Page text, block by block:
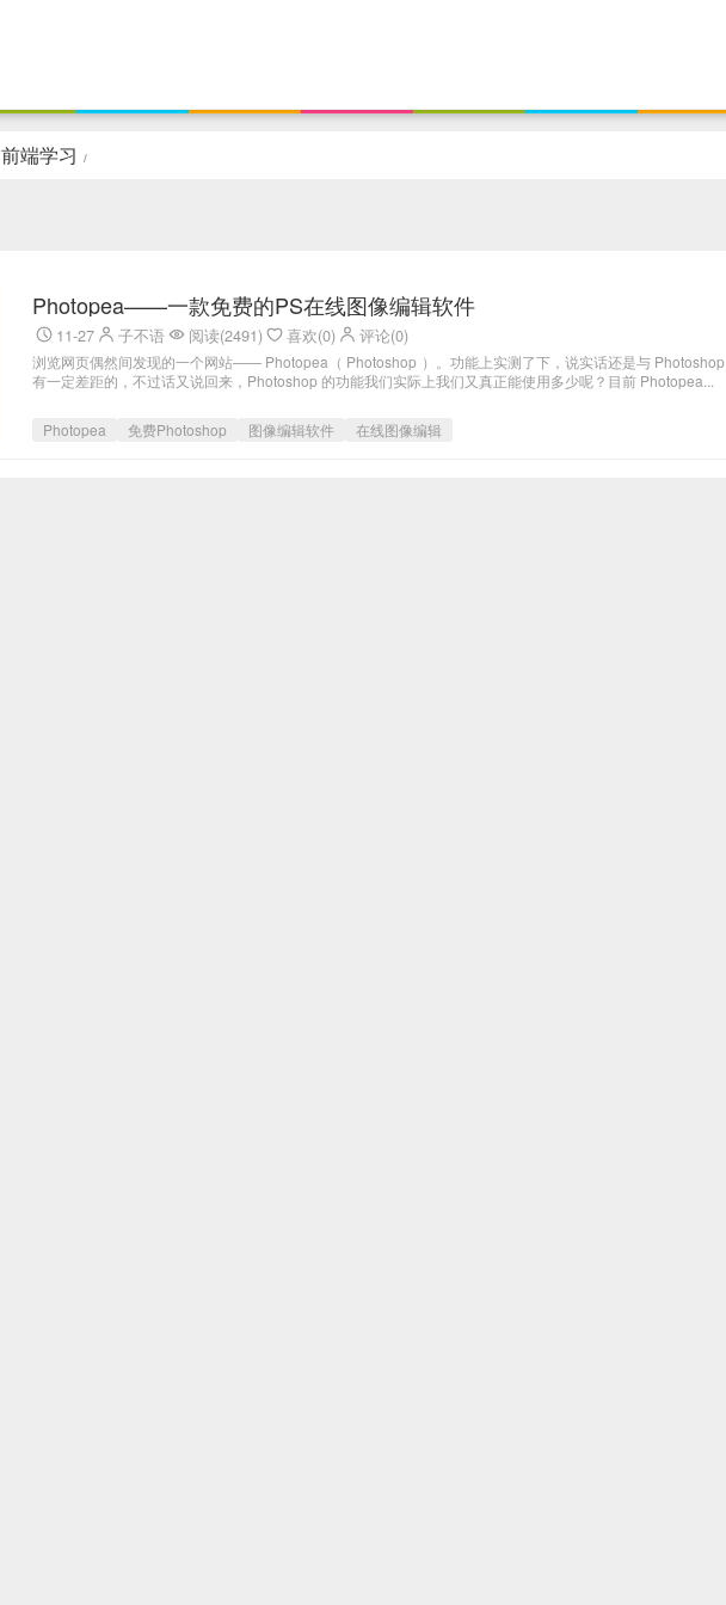
前端学习 /
Photopea——一款免费的PS在线图像编辑软件
11-27 子不语 阅读(2491) 喜欢(0) 评论(0)
浏览网页偶然间发现的一个网站—— Photopea（ Photoshop ）。功能上实测了下，说实话还是与 Photoshop
有一定差距的，不过话又说回来，Photoshop 的功能我们实际上我们又真正能使用多少呢？目前 Photopea...
Photopea 免费Photoshop 图像编辑软件 在线图像编辑